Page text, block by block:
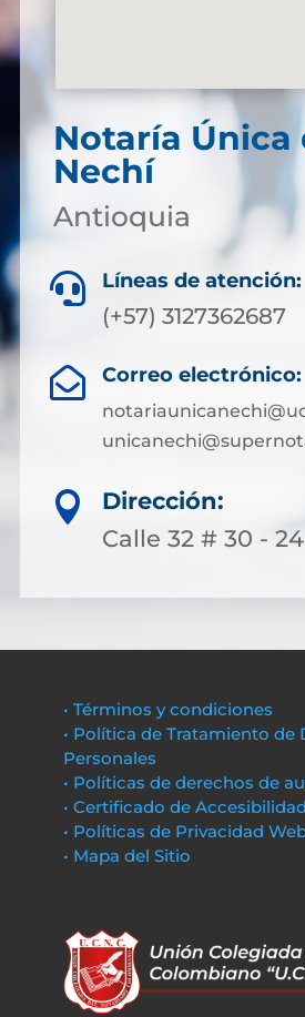
Notaría Única
Nechí
Antioquia
 Líneas de atención:
(+57) 3127362687
 Correo electrónico:

Dirección:
Calle 32 # 30 -
• Términos y condiciones
• Política de Tratamiento de
Personales
• Políticas de derechos de
• Certificado de Accesibilidad
• Políticas de Privacidad
• Mapa del Sitio